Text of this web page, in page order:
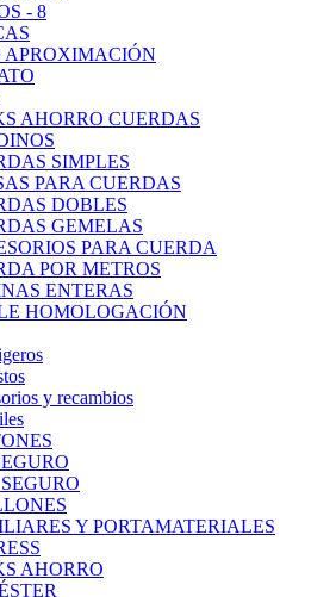
- 8
AHORRO CUERDAS
SIMPLES
PARA CUERDAS
DOBLES
GEMELAS
PARA CUERDA
POR METROS
ENTERAS
HOMOLOGACIÓN
y recambios
Y PORTAMATERIALES
AHORRO